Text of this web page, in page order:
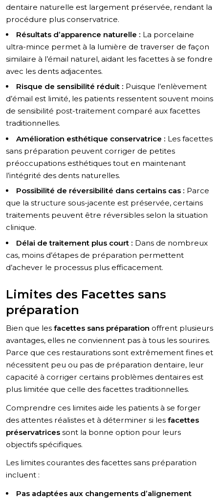
dentaire naturelle est largement préservée, rendant la
procédure plus conservatrice.
Résultats d’apparence naturelle : La porcelaine
ultra-mince permet à la lumière de traverser de façon
similaire à l’émail naturel, aidant les facettes à se fondre
avec les dents adjacentes.
Risque de sensibilité réduit : Puisque l’enlèvement
d’émail est limité, les patients ressentent souvent moins
de sensibilité post-traitement comparé aux facettes
traditionnelles.
Amélioration esthétique conservatrice : Les facettes
sans préparation peuvent corriger de petites
préoccupations esthétiques tout en maintenant
l’intégrité des dents naturelles.
Possibilité de réversibilité dans certains cas : Parce
que la structure sous-jacente est préservée, certains
traitements peuvent être réversibles selon la situation
clinique.
Délai de traitement plus court : Dans de nombreux
cas, moins d’étapes de préparation permettent
d’achever le processus plus efficacement.
Limites des Facettes sans
préparation
Bien que les facettes sans préparation offrent plusieurs
avantages, elles ne conviennent pas à tous les sourires.
Parce que ces restaurations sont extrêmement fines et
nécessitent peu ou pas de préparation dentaire, leur
capacité à corriger certains problèmes dentaires est
plus limitée que celle des facettes traditionnelles.
Comprendre ces limites aide les patients à se forger
des attentes réalistes et à déterminer si les facettes
préservatrices sont la bonne option pour leurs
objectifs spécifiques.
Les limites courantes des facettes sans préparation
incluent :
Pas adaptées aux changements d’alignement